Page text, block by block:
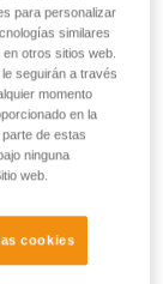
para personalizar
similares
otros sitios web.
seguirán a través
momento
en la
de estas
ninguna
web.
cookies